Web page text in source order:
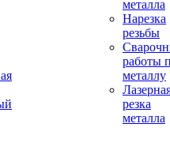
металла
Нарезка
резьбы
работы
металлу
резка
металла